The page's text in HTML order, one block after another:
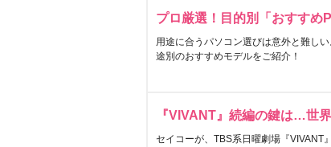
プロ厳選！目的別「おすすめ
用途に合うパソコン選びは意外と難し
途別のおすすめモデルをご紹介！
『VIVANT』続編の鍵は…世
セイコーが、TBS系日曜劇場『VIVANT